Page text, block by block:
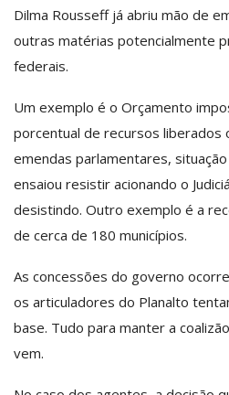
Dilma Rousseff já abriu mão de
outras matérias potencialmente
federais.
Um exemplo é o Orçamento
porcentual de recursos liberados
emendas parlamentares,
ensaiou resistir acionando o
desistindo. Outro exemplo é a
de cerca de 180 municípios.
As concessões do governo
os articuladores do Planalto
base. Tudo para manter a
vem.